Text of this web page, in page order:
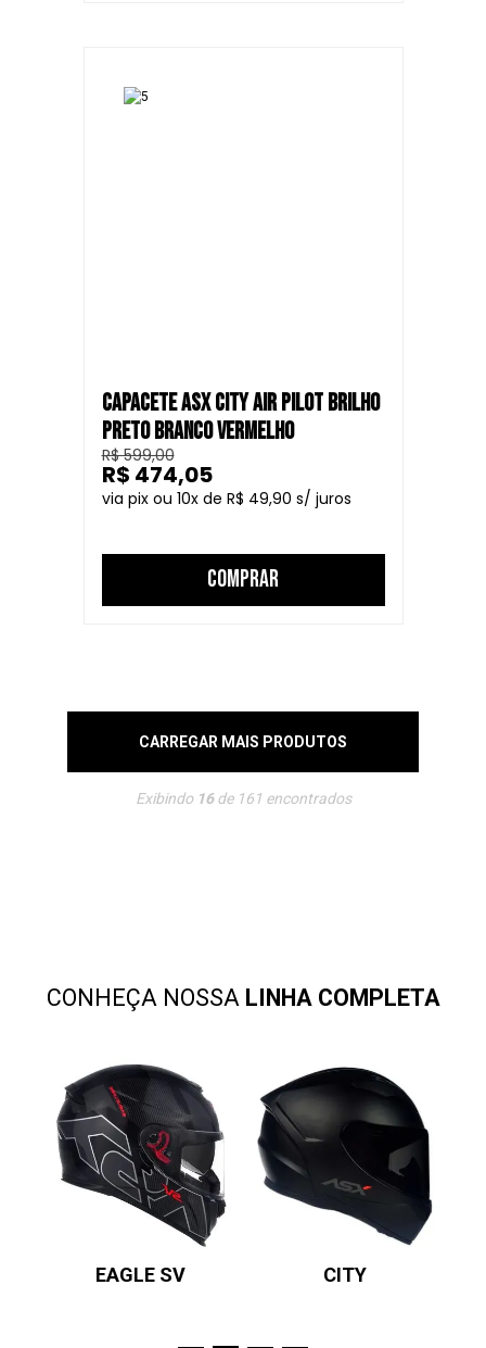
CAPACETE ASX CITY AIR PILOT BRILHO
PRETO BRANCO VERMELHO
R$ 599,00
10
R$ 49,90
R$ 474,05
COMPRAR
CARREGAR MAIS PRODUTOS
Exibindo 16de 161 encontrados
CONHEÇA NOSSA LINHA COMPLETA
EAGLE SV CITY